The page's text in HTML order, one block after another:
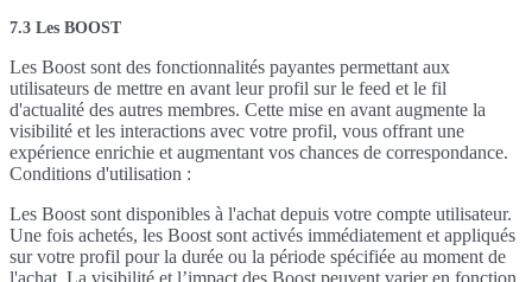
7.3 Les BOOST
Les Boost sont des fonctionnalités payantes permettant aux
utilisateurs de mettre en avant leur profil sur le feed et le fil
d'actualité des autres membres. Cette mise en avant augmente la
visibilité et les interactions avec votre profil, vous offrant une
expérience enrichie et augmentant vos chances de correspondance.
Conditions d'utilisation :
Les Boost sont disponibles à l'achat depuis votre compte utilisateur.
Une fois achetés, les Boost sont activés immédiatement et appliqués
sur votre profil pour la durée ou la période spécifiée au moment de
l'achat. La visibilité et l’impact des Boost peuvent varier en fonction